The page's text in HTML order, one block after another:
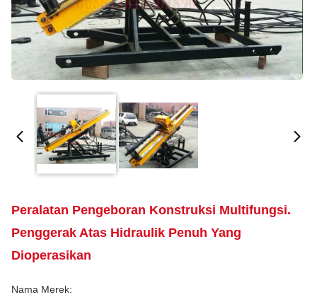
Peralatan Pengeboran Konstruksi Multifungsi.
Penggerak Atas Hidraulik Penuh Yang
Dioperasikan
Nama Merek: